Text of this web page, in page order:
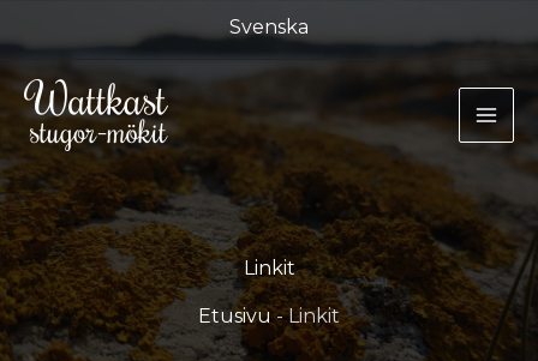
sisältöön
Svenska
Linkit
Etusivu-Linkit